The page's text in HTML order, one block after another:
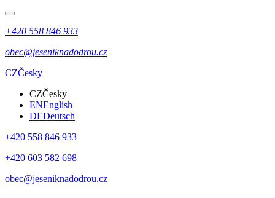
+420 558 846 933
obec@jeseniknadodrou.cz
CZČesky
CZČesky
ENEnglish
DEDeutsch
+420 558 846 933
+420 603 582 698
obec@jeseniknadodrou.cz